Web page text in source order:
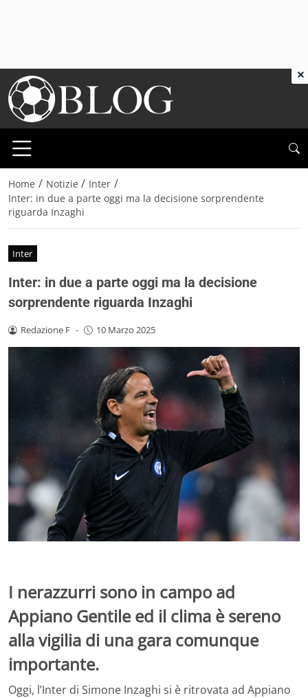
Home / Notizie / Inter /
Inter: in due a parte oggi ma la decisione sorprendente
riguarda Inzaghi
Inter
Inter: in due a parte oggi ma la decisione
sorprendente riguarda Inzaghi
Redazione F - 10 Marzo 2025
I nerazzurri sono in campo ad
Appiano Gentile ed il clima è sereno
alla vigilia di una gara comunque
importante.
Oggi, l’Inter di Simone Inzaghi si è ritrovata ad Appiano
×